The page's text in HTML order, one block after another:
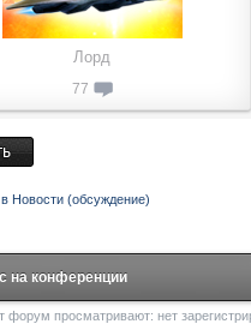
Лорд
77
Новости (обсуждение)
на конференции
форум просматривают: нет